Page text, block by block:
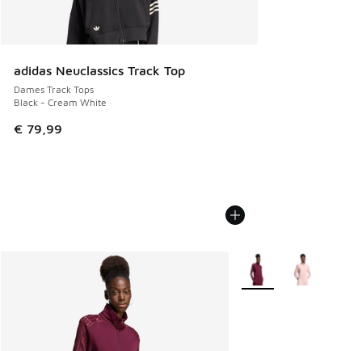
adidas Neuclassics Track Top
Dames Track Tops
Black - Cream White
€ 79,99
Meer kleuren